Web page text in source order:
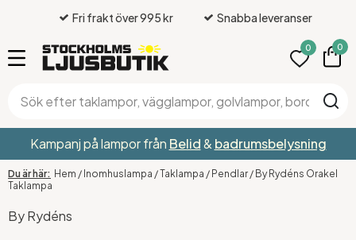
Fri frakt över 995 kr Snabba leveranser
0 0
Kampanj på lampor från Belid& badrumsbelysning
Hem / Inomhuslampa /Taklampa / Pendlar / By Rydéns Orakel
Taklampa
By Rydéns